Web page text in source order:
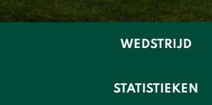
WEDSTRIJD
STATISTIEKEN